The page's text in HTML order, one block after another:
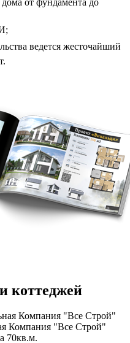
ведется жесточайший
коттеджей
Компания "Все Строй"